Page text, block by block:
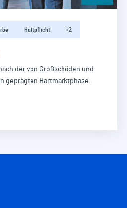
Haftpflicht +2
der von Großschäden und
geprägten Hartmarktphase.